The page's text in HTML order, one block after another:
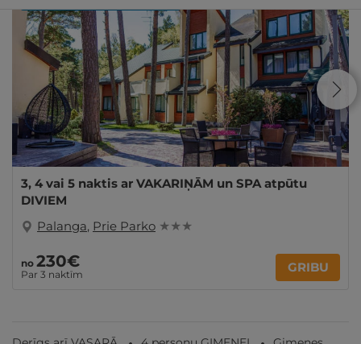
3, 4 vai 5 naktis ar VAKARIŅĀM un SPA atpūtu
DIVIEM
Palanga, Prie Parko ★ ★ ★
no 230€
Par 3 naktīm GRIBU